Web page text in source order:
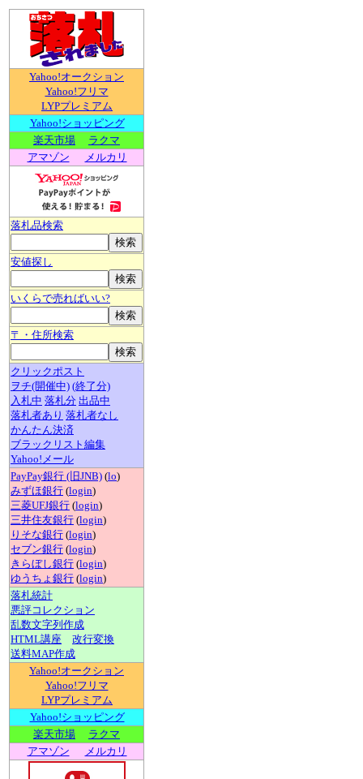
Yahoo!オークション
Yahoo!フリマ
LYPプレミアム
Yahoo!ショッピング
楽天市場
ラクマ
アマゾン
メルカリ
落札品検索
安値探し
いくらで売ればいい?
〒・住所検索
クリックポスト
ヲチ(開催中) (終了分)
入札中 落札分 出品中
落札者あり 落札者なし
かんたん決済
ブラックリスト編集
Yahoo!メール
PayPay銀行 (旧JNB) (lo)
みずほ銀行 (login)
三菱UFJ銀行 (login)
三井住友銀行 (login)
りそな銀行 (login)
セブン銀行 (login)
きらぼし銀行 (login)
ゆうちょ銀行 (login)
落札統計
悪評コレクション
乱数文字列作成
HTML講座
改行変換
送料MAP作成
Yahoo!オークション
Yahoo!フリマ
LYPプレミアム
Yahoo!ショッピング
楽天市場
ラクマ
アマゾン
メルカリ